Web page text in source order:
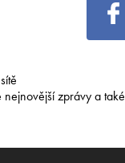
zprávy a také